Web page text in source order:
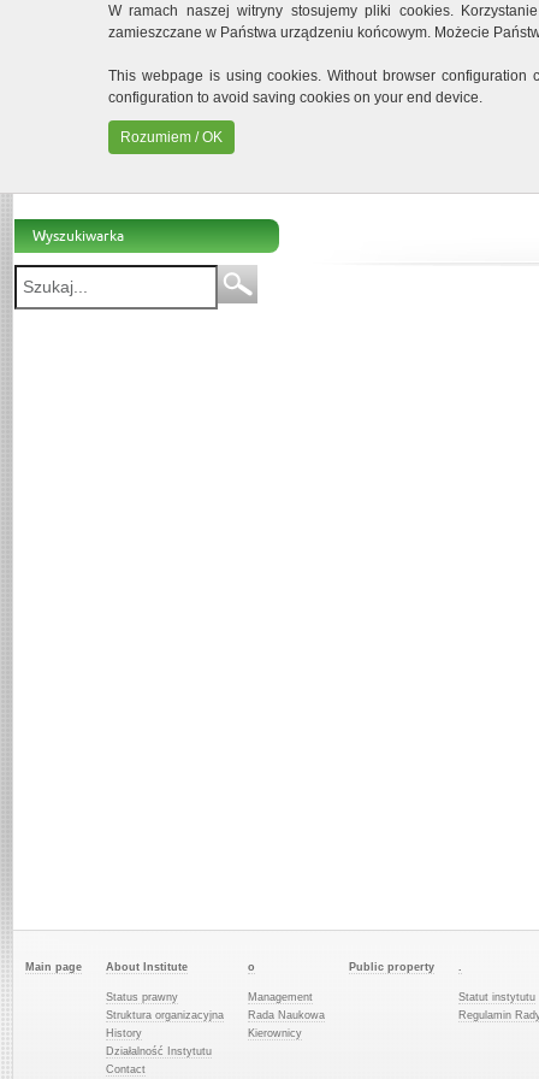
INSTYTUT
About Institute o Public property
Wyszukiwarka
Main page About Institute
Status prawny
Struktura organizacyjna
History
Działalność Instytutu
Contact
o
Management
Rada Naukowa
Kierownicy
Public property .
Statut instytutu
Regulamin
W ramach naszej witryny stosujemy pliki cookies.
zamieszczane w Państwa urządzeniu końcowym. Możecie
This webpage is using cookies. Without browser
configuration to avoid saving cookies on your end device.
Rozumiem / OK